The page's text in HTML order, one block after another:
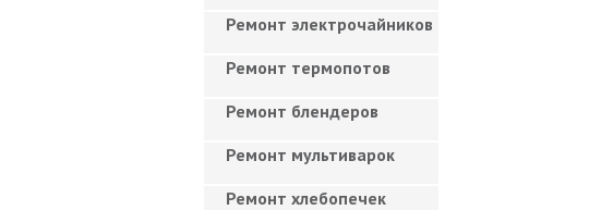
Ремонт электрочайников
Ремонт термопотов
Ремонт блендеров
Ремонт мультиварок
Ремонт хлебопечек